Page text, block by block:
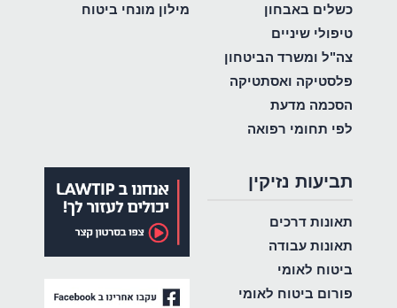
כשלים באבחון
טיפולי שיניים
צה"ל ומשרד הביטחון
פלסטיקה ואסתטיקה
הסכמה מדעת
לפי תחומי רפואה
מילון מונחי ביטוח
תביעות נזיקין
תאונות דרכים
תאונות עבודה
ביטוח לאומי
פורום ביטוח לאומי